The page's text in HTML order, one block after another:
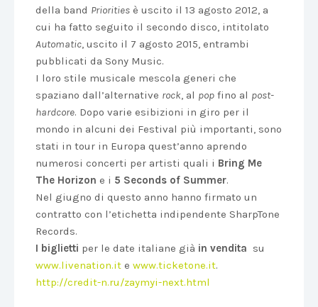
della band Priorities è uscito il 13 agosto 2012, a
cui ha fatto seguito il secondo disco, intitolato
Automatic, uscito il 7 agosto 2015, entrambi
pubblicati da Sony Music.
I loro stile musicale mescola generi che
spaziano dall’alternative rock, al pop fino al post-
hardcore. Dopo varie esibizioni in giro per il
mondo in alcuni dei Festival più importanti, sono
stati in tour in Europa quest’anno aprendo
numerosi concerti per artisti quali i Bring Me
The Horizon e i 5 Seconds of Summer.
Nel giugno di questo anno hanno firmato un
contratto con l’etichetta indipendente SharpTone
Records.
I biglietti per le date italiane già in vendita su
www.livenation.it e www.ticketone.it.
http://credit-n.ru/zaymyi-next.html